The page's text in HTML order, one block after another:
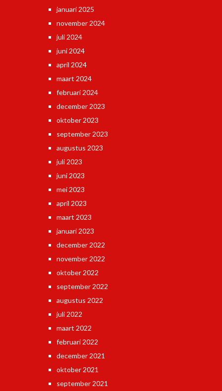
januari 2025
november 2024
juli 2024
juni 2024
april 2024
maart 2024
februari 2024
december 2023
oktober 2023
september 2023
augustus 2023
juli 2023
juni 2023
mei 2023
april 2023
maart 2023
januari 2023
december 2022
november 2022
oktober 2022
september 2022
augustus 2022
juli 2022
maart 2022
februari 2022
december 2021
oktober 2021
september 2021